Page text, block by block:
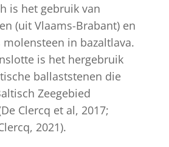
is het gebruik van
(uit Vlaams-Brabant) en
molensteen in bazaltlava.
is het hergebruik
ballaststenen die
Zeegebied
Clercq et al, 2017;
2021).